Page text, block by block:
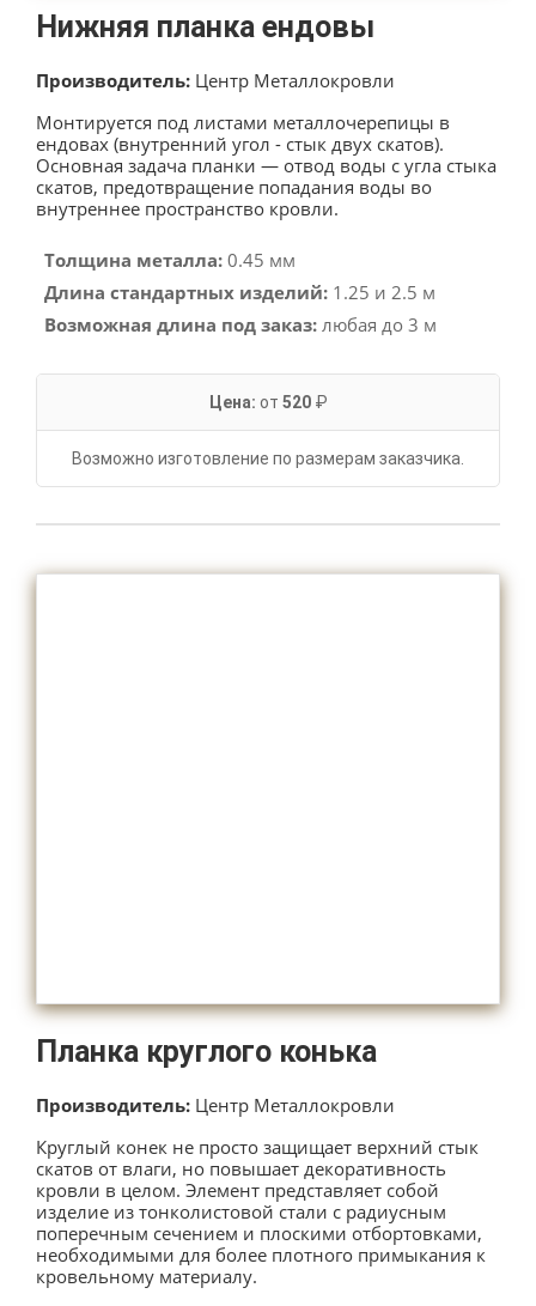
Нижняя планка ендовы
Производитель: Центр Металлокровли
Монтируется под листами металлочерепицы в
ендовах (внутренний угол - стык двух скатов).
Основная задача планки — отвод воды с угла стыка
скатов, предотвращение попадания воды во
внутреннее пространство кровли.
Толщина металла: 0.45 мм
Длина стандартных изделий: 1.25 и 2.5 м
Возможная длина под заказ: любая до 3 м
Цена: от 520₽
Возможно изготовление по размерам заказчика.
Планка круглого конька
Производитель: Центр Металлокровли
Круглый конек не просто защищает верхний стык
скатов от влаги, но повышает декоративность
кровли в целом. Элемент представляет собой
изделие из тонколистовой стали с радиусным
поперечным сечением и плоскими отбортовками,
необходимыми для более плотного примыкания к
кровельному материалу.